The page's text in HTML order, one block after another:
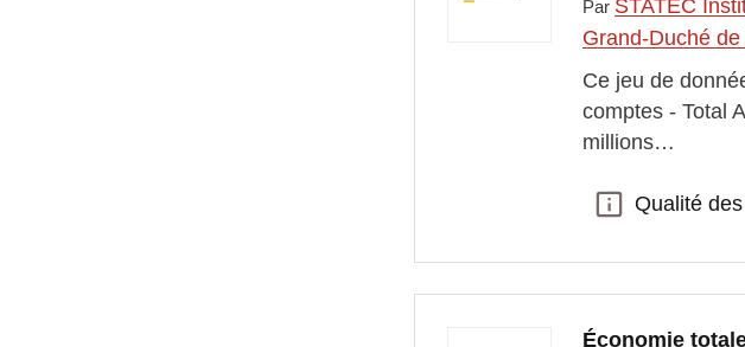
Par STATEC
Grand-Duché
Ce jeu de
comptes - Total
millions…
Qualité des
Qualité
Économie